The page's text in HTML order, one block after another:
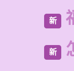
新
新